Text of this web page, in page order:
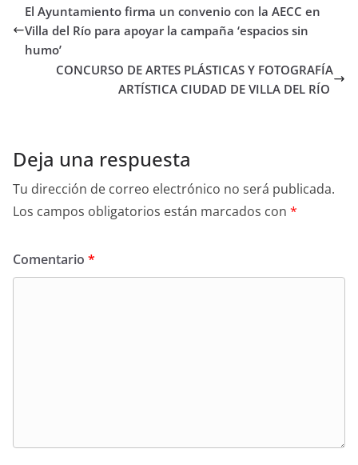
El Ayuntamiento firma un convenio con la AECC en
Villa del Río para apoyar la campaña ‘espacios sin
humo’
CONCURSO DE ARTES PLÁSTICAS Y FOTOGRAFÍA
ARTÍSTICA CIUDAD DE VILLA DEL RÍO
Deja una respuesta
Tu dirección de correo electrónico no será publicada.
Los campos obligatorios están marcados con *
Comentario *